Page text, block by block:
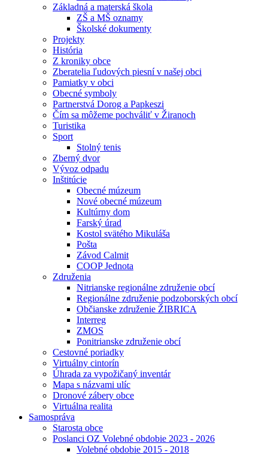
Základná a materská škola
ZŠ a MŠ oznamy
Školské dokumenty
Projekty
História
Z kroniky obce
Zberatelia ľudových piesní v našej obci
Pamiatky v obci
Obecné symboly
Partnerstvá Dorog a Papkeszi
Čím sa môžeme pochváliť v Žiranoch
Turistika
Sport
Stolný tenis
Zberný dvor
Vývoz odpadu
Inštitúcie
Obecné múzeum
Nové obecné múzeum
Kultúrny dom
Farský úrad
Kostol svätého Mikuláša
Pošta
Závod Calmit
COOP Jednota
Združenia
Nitrianske regionálne združenie obcí
Regionálne združenie podzoborských obcí
Občianske združenie ŽIBRICA
Interreg
ZMOS
Ponitrianske združenie obcí
Cestovné poriadky
Virtuálny cintorín
Úhrada za vypožičaný inventár
Mapa s názvami ulíc
Dronové zábery obce
Virtuálna realita
Samospráva
Starosta obce
Poslanci OZ Volebné obdobie 2023 - 2026
Volebné obdobie 2015 - 2018